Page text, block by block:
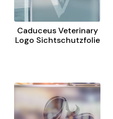
Caduceus Veterinary
Logo Sichtschutzfolie